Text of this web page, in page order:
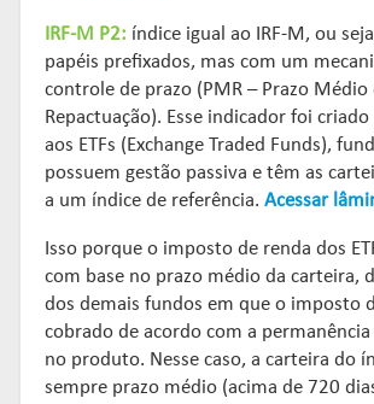
IRF-M P2: índice igual ao IRF-M, ou
papéis prefixados, mas com um
controle de prazo (PMR – Prazo Médio
Repactuação). Esse indicador foi
aos ETFs (Exchange Traded Funds),
possuem gestão passiva e têm as
a um índice de referência. Acessar
Isso porque o imposto de renda dos
com base no prazo médio da carteira,
dos demais fundos em que o imposto
cobrado de acordo com a
no produto. Nesse caso, a carteira do
sempre prazo médio (acima de 720